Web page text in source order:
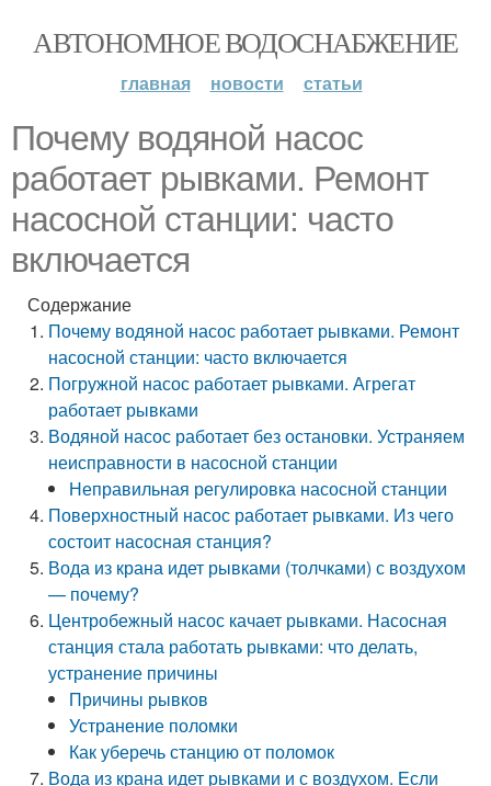
АВТОНОМНОЕ ВОДОСНАБЖЕНИЕ
главная новости статьи
Почему водяной насос
работает рывками. Ремонт
насосной станции: часто
включается
Содержание
Почему водяной насос работает рывками. Ремонт
насосной станции: часто включается
Погружной насос работает рывками. Агрегат
работает рывками
Водяной насос работает без остановки. Устраняем
неисправности в насосной станции
Неправильная регулировка насосной станции
Поверхностный насос работает рывками. Из чего
состоит насосная станция?
Вода из крана идет рывками (толчками) с воздухом
— почему?
Центробежный насос качает рывками. Насосная
станция стала работать рывками: что делать,
устранение причины
Причины рывков
Устранение поломки
Как уберечь станцию от поломок
Вода из крана идет рывками и с воздухом. Если